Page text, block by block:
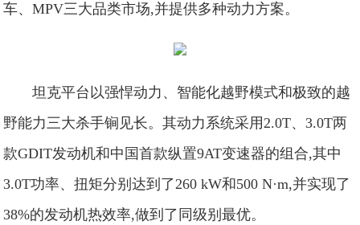
车、MPV三大品类市场,并提供多种动力方案。
坦克平台以强悍动力、智能化越野模式和极致的越
野能力三大杀手锏见长。其动力系统采用2.0T、3.0T两
款GDIT发动机和中国首款纵置9AT变速器的组合,其中
3.0T功率、扭矩分别达到了260 kW和500 N·m,并实现了
38%的发动机热效率,做到了同级别最优。